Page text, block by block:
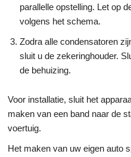
parallelle opstelling. Let op
volgens het schema.
Zodra alle condensatoren
sluit u de zekeringhouder.
de behuizing.
Voor installatie, sluit het
maken van een band naar de
voertuig.
Het maken van uw eigen auto